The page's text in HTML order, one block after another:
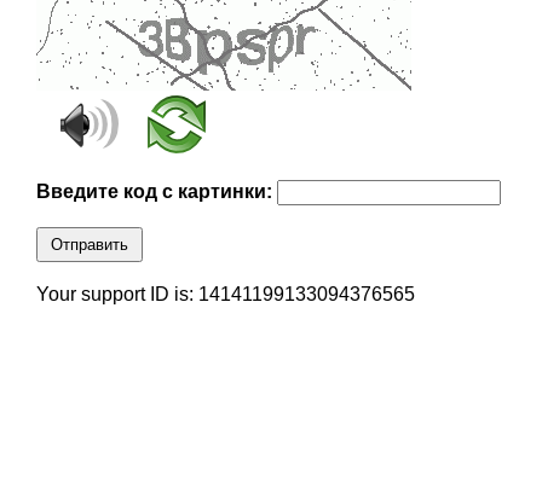
Введите код с картинки:
Отправить
Your support ID is: 14141199133094376565